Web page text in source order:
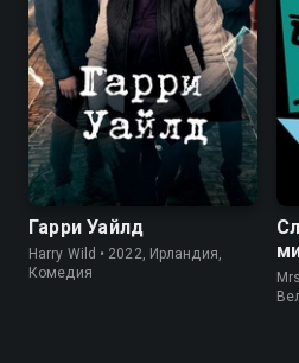
7.6 7.2
Гарри Уайлд
Harry Wild • 2022, Ирландия,
Комедия